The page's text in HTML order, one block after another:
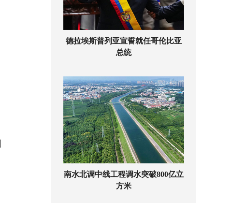
德拉埃斯普列亚宣誓就任哥伦比亚
总统
南水北调中线工程调水突破800亿立
方米